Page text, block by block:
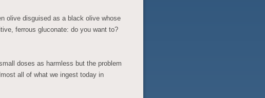
olive disguised as a black olive whose
ferrous gluconate: do you want to?
doses as harmless but the problem
all of what we ingest today in